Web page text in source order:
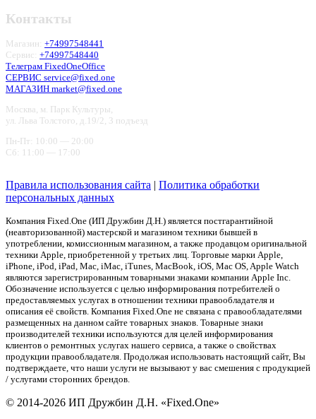
Контакты
Магазин: +74997548441
Сервис: +74997548440
Телеграм FixedOneOffice
СЕРВИС service@fixed.one
МАГАЗИН market@fixed.one
Москва, м. Парк Культуры,
ул. Льва Толстого, д.19/2, 3 подъезд
Пн-Пт: 10:00 — 20:00
Сб: 11:00 — 17:00
Правила использования сайта | Политика обработки
персональных данных
Компания Fixed.One (ИП Дружбин Д.Н.) является постгарантийной
(неавторизованной) мастерской и магазином техники бывшей в
употреблении, комиссионным магазином, а также продавцом оригинальной
техники Apple, приобретенной у третьих лиц. Торговые марки Apple,
iPhone, iPod, iPad, Mac, iMac, iTunes, MacBook, iOS, Mac OS, Apple Watch
являются зарегистрированным товарными знаками компании Apple Inc.
Обозначение используется с целью информирования потребителей о
предоставляемых услугах в отношении техники правообладателя и
описания её свойств. Компания Fixed.One не связана с правообладателями
размещенных на данном сайте товарных знаков. Товарные знаки
производителей техники используются для целей информирования
клиентов о ремонтных услугах нашего сервиса, а также о свойствах
продукции правообладателя. Продолжая использовать настоящий сайт, Вы
подтверждаете, что наши услуги не вызывают у вас смешения с продукцией
/ услугами сторонних брендов.
© 2014-2026 ИП Дружбин Д.Н. «Fixed.One»